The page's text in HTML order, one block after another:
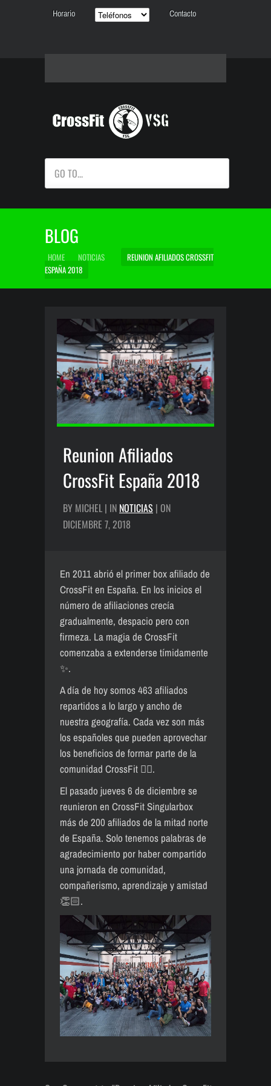
Horario Contacto
GO TO...
BLOG
HOME NOTICIAS
REUNION AFILIADOS CROSSFIT
ESPAÑA 2018
Reunion Afiliados
CrossFit España 2018
BY MICHEL | IN NOTICIAS | ON
DICIEMBRE 7, 2018
En 2011 abrió el primer box afiliado de
CrossFit en España. En los inicios el
número de afiliaciones crecía
gradualmente, despacio pero con
firmeza. La magia de CrossFit
comenzaba a extenderse tímidamente
✨.
A día de hoy somos 463 afiliados
repartidos a lo largo y ancho de
nuestra geografía. Cada vez son más
los españoles que pueden aprovechar
los beneficios de formar parte de la
comunidad CrossFit 👌🏼.
El pasado jueves 6 de diciembre se
reunieron en CrossFit Singularbox
más de 200 afiliados de la mitad norte
de España. Solo tenemos palabras de
agradecimiento por haber compartido
una jornada de comunidad,
compañerismo, aprendizaje y amistad
👏🏻.